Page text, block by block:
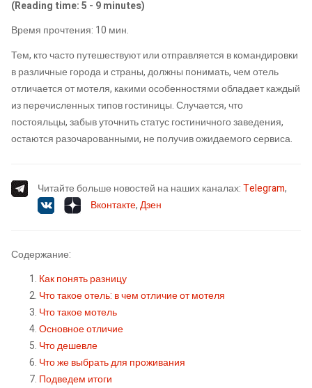
(Reading time: 5 - 9 minutes)
Время прочтения: 10 мин.
Тем, кто часто путешествуют или отправляется в командировки
в различные города и страны, должны понимать, чем отель
отличается от мотеля, какими особенностями обладает каждый
из перечисленных типов гостиницы. Случается, что
постояльцы, забыв уточнить статус гостиничного заведения,
остаются разочарованными, не получив ожидаемого сервиса.
Читайте больше новостей на наших каналах:Telegram,
Вконтакте,Дзен
Содержание:
Как понять разницу
Что такое отель: в чем отличие от мотеля
Что такое мотель
Основное отличие
Что дешевле
Что же выбрать для проживания
Подведем итоги